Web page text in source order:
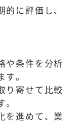
に評価し、
や条件を分析
。
り寄せて比較
を進めて、業